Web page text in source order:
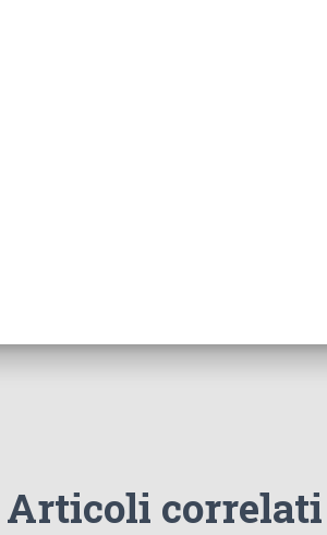
Articoli correlati